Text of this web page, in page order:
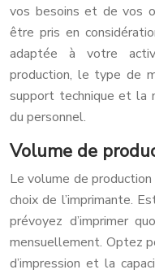
vos besoins et de vos
être pris en
adaptée à votre
production, le type de
support technique et la
du personnel.
Volume de
Le volume de
choix de l’imprimante.
prévoyez d’imprimer
mensuellement. Optez
d’impression et la